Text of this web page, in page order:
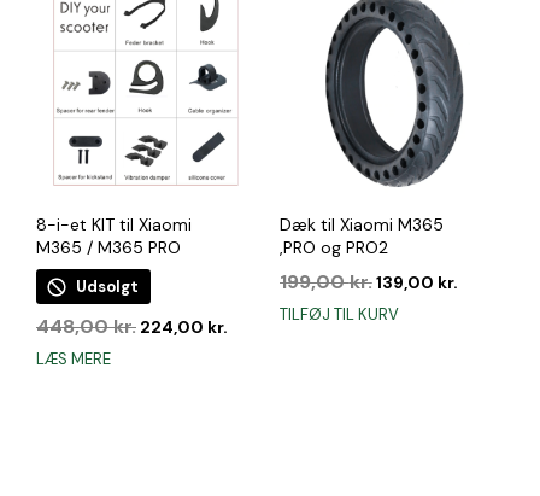
8-i-et KIT til Xiaomi
M365 / M365 PRO
Udsolgt
448,00kr. Den
224,00 kr.
LÆS MERE
Dæk til Xiaomi M365
,PRO og PRO2
199,00kr.Den
pris
139,00 kr.
TILFØJ TIL KURV